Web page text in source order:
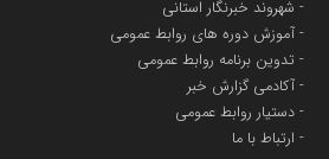
پایگاه اطلاع رسانی اعتلای نهادهای
مسعودصادقی
شهروند خبرنگار استانی
آموزش دوره های روابط عمومی
تدوین برنامه روابط عمومی
آکادمی گزارش خبر
دستیار روابط عمومی
ارتباط با ما